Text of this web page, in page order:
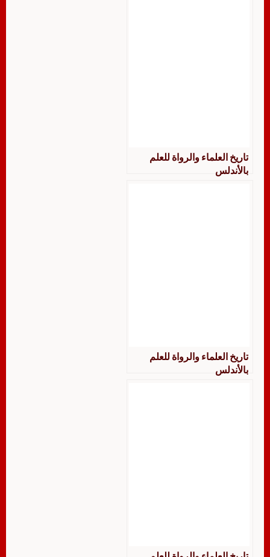
تاريخ العلماء والرواة للعلم
بالأندلس
تاريخ العلماء والرواة للعلم
بالأندلس